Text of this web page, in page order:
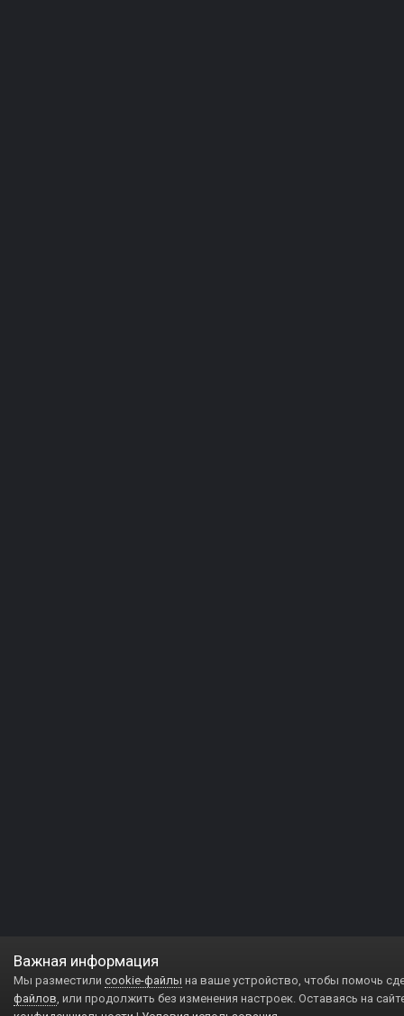
Важная информация
Мы разместили cookie-файлы на ваше устройство, чтобы помочь
файлов, или продолжить без изменения настроек. Оставаясь на